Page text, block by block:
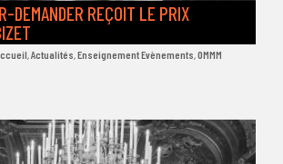
DEMANDER REÇOIT LE PRIX
Actualités Enseignement Evènements OMMM